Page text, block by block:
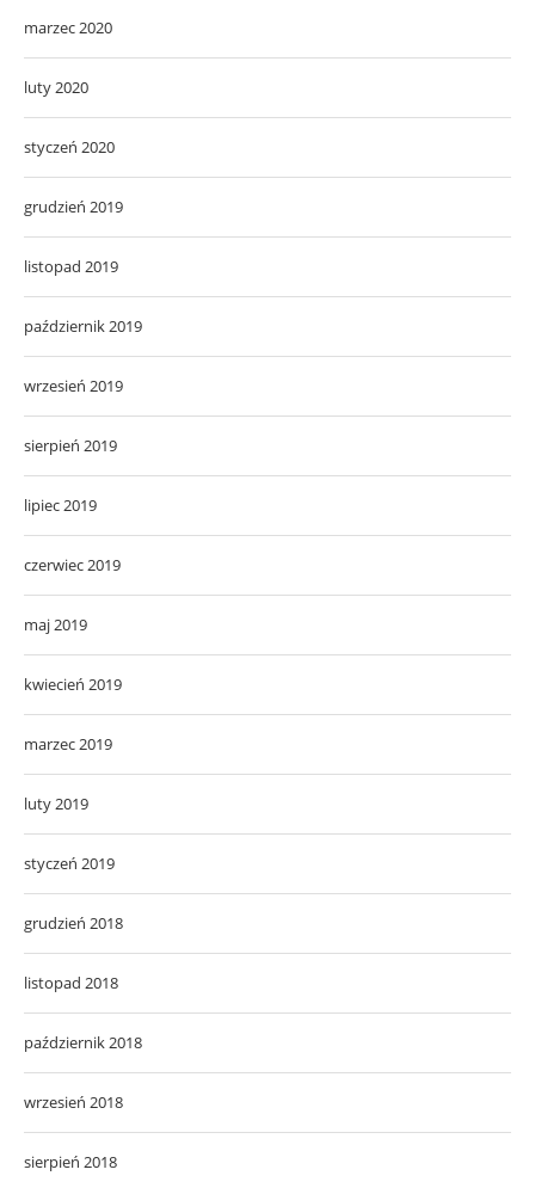
marzec 2020
luty 2020
styczeń 2020
grudzień 2019
listopad 2019
październik 2019
wrzesień 2019
sierpień 2019
lipiec 2019
czerwiec 2019
maj 2019
kwiecień 2019
marzec 2019
luty 2019
styczeń 2019
grudzień 2018
listopad 2018
październik 2018
wrzesień 2018
sierpień 2018